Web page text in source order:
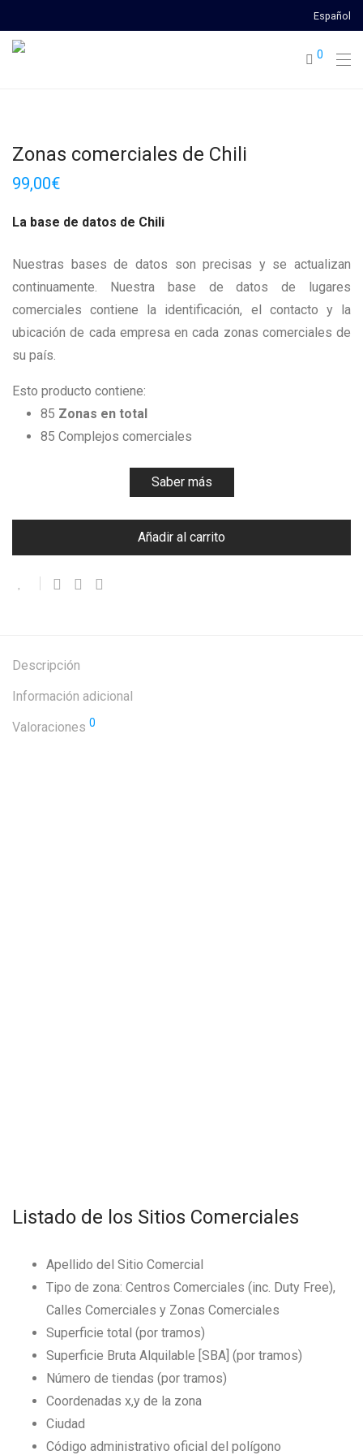
Español
0
Zonas comerciales de Chili
99,00€
La base de datos de Chili
Nuestras bases de datos son precisas y se actualizan
continuamente. Nuestra base de datos de lugares
comerciales contiene la identificación, el contacto y la
ubicación de cada empresa en cada zonas comerciales de
su país.
Esto producto contiene:
85 Zonas en total
85 Complejos comerciales
Saber más
Añadir al carrito
Descripción
Información adicional
Valoraciones 0
Listado de los Sitios Comerciales
Apellido del Sitio Comercial
Tipo de zona: Centros Comerciales (inc. Duty Free),
Calles Comerciales y Zonas Comerciales
Superficie total (por tramos)
Superficie Bruta Alquilable [SBA] (por tramos)
Número de tiendas (por tramos)
Coordenadas x,y de la zona
Ciudad
Código administrativo oficial del polígono